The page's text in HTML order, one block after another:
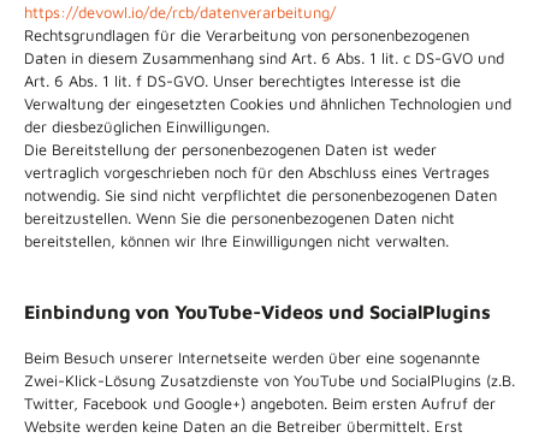
https://devowl.io/de/rcb/datenverarbeitung/
Rechtsgrundlagen für die Verarbeitung von personenbezogenen
Daten in diesem Zusammenhang sind Art. 6 Abs. 1 lit. c DS-GVO und
Art. 6 Abs. 1 lit. f DS-GVO. Unser berechtigtes Interesse ist die
Verwaltung der eingesetzten Cookies und ähnlichen Technologien und
der diesbezüglichen Einwilligungen.
Die Bereitstellung der personenbezogenen Daten ist weder
vertraglich vorgeschrieben noch für den Abschluss eines Vertrages
notwendig. Sie sind nicht verpflichtet die personenbezogenen Daten
bereitzustellen. Wenn Sie die personenbezogenen Daten nicht
bereitstellen, können wir Ihre Einwilligungen nicht verwalten.
Einbindung von YouTube-Videos und SocialPlugins
Beim Besuch unserer Internetseite werden über eine sogenannte
Zwei-Klick-Lösung Zusatzdienste von YouTube und SocialPlugins (z.B.
Twitter, Facebook und Google+) angeboten. Beim ersten Aufruf der
Website werden keine Daten an die Betreiber übermittelt. Erst